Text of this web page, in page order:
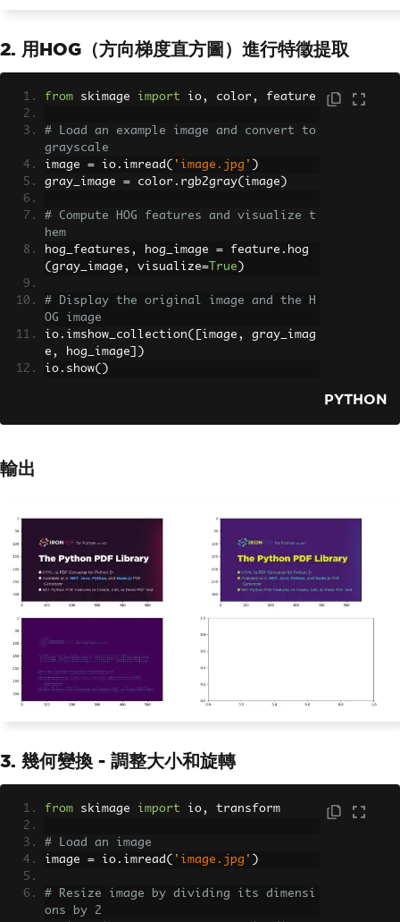
2. 用HOG（方向梯度直方圖）進行特徵提取
from skimage import io, color , feature
# Load an example image and convert to
grayscale
image = io . imread ( 'image.jpg' )
gray_image = color . rgb2gray( image )
# Compute HOG features and visualize t
hem
hog_features , hog_image = feature . hog
( gray_image , visualize= True )
# Display the original image and the H
OG image
io . imshow_collection([ image ,
gray_imag
e , hog_image ])
io . show()
PYTHON
輸出
3. 幾何變換 - 調整大小和旋轉
from skimage import io, transform
# Load an image
image = io . imread ( 'image.jpg' )
# Resize image by dividing its dimensi
ons by 2